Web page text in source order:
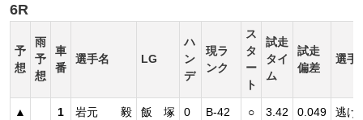
6R
予
想
雨
予
想
車
番
選手名 LG
ハ
ン
デ
現ラ
ンク
ス
タ
ー
ト
試走
タイ
ム
試走
偏差
選手
▲ 1 岩元 毅 飯 塚 0 B-42 ○ 3.42 0.049 逃げ